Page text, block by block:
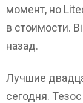
момент, но
в стоимости.
назад.
Лучшие
сегодня.